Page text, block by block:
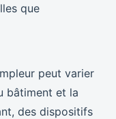
que
peut varier
bâtiment et la
des dispositifs